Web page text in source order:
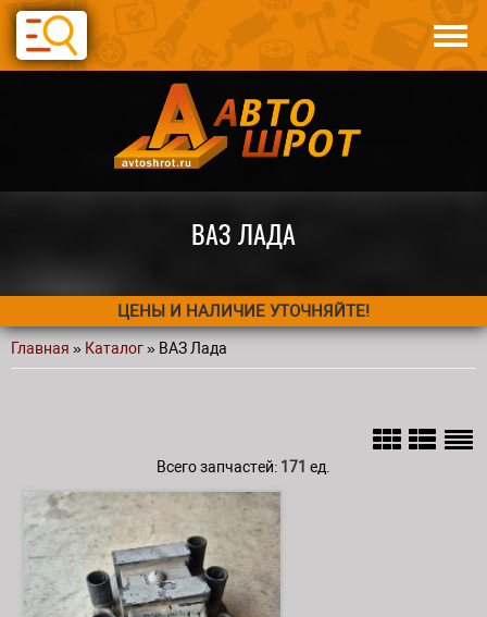
Перейти к основному содержанию
Авто по запчастям
Статьи
ВАЗ ЛАДА
ЦЕНЫ И НАЛИЧИЕ УТОЧНЯЙТЕ!
Вы здесь
Главная » Каталог» ВАЗ Лада
Всего запчастей: 171 ед.